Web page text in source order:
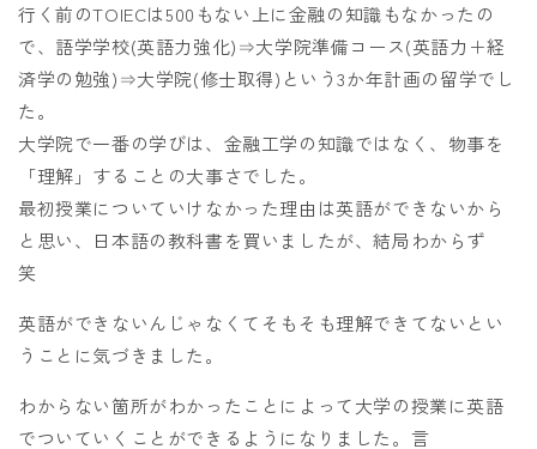
行く前のTOIECは500もない上に金融の知識もなかったの
で、語学学校(英語力強化)⇒大学院準備コース(英語力＋経
済学の勉強)⇒大学院(修士取得)という3か年計画の留学でし
た。
大学院で一番の学びは、金融工学の知識ではなく、物事を
「理解」することの大事さでした。
最初授業についていけなかった理由は英語ができないから
と思い、日本語の教科書を買いましたが、結局わからず
笑
英語ができないんじゃなくてそもそも理解できてないとい
うことに気づきました。
わからない箇所がわかったことによって大学の授業に英語
でついていくことができるようになりました。言